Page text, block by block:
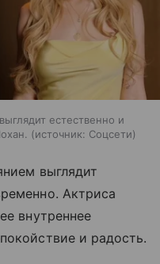
естественно и
источник: Соцсети
выглядит
Актриса
внутреннее
и радость.